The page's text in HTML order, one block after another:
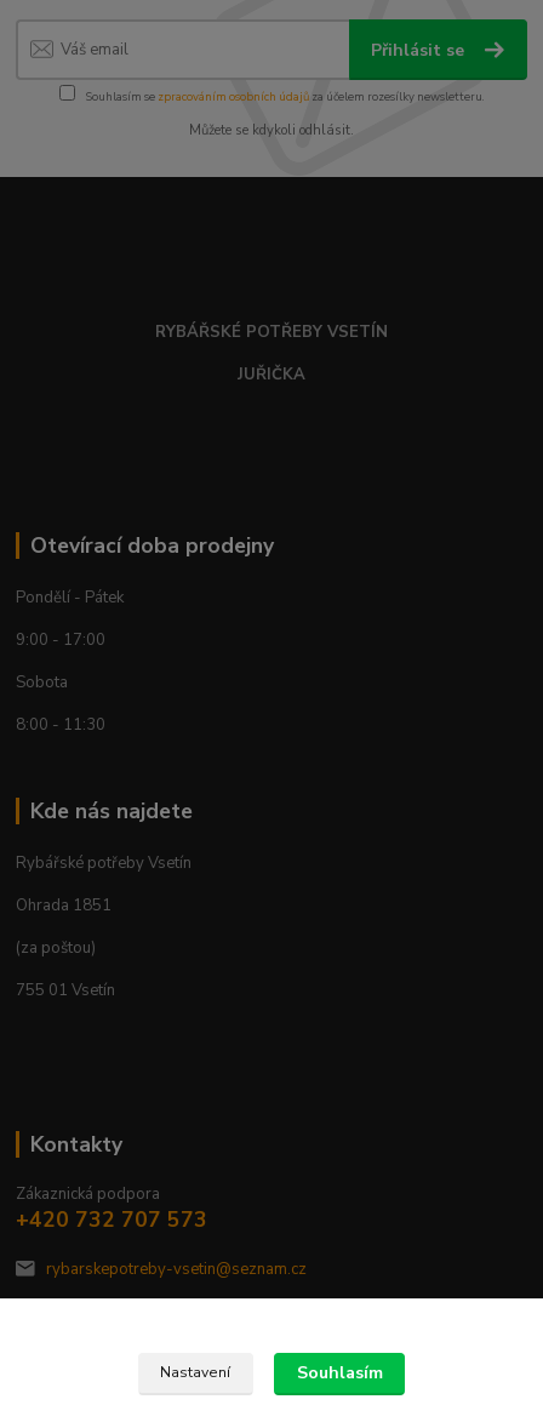
Přihlásit se
Souhlasím se zpracováním osobních údajůza účelem rozesílky newsletteru.
Můžete se kdykoli odhlásit.
RYBÁŘSKÉ POTŘEBY VSETÍN
JUŘIČKA
Otevírací doba prodejny
Pondělí - Pátek
9:00 - 17:00
Sobota
8:00 - 11:30
Kde nás najdete
Rybářské potřeby Vsetín
Ohrada 1851
(za poštou)
755 01 Vsetín
Kontakty
Zákaznická podpora
+420 732 707 573
rybarskepotreby-vsetin@seznam.cz
Nastavení Souhlasím